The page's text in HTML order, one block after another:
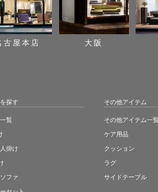
古屋本店 大阪
探す
覧
掛け
ファ
セット
その他アイテム
その他アイテム一覧
ケア用品
クッション
ラグ
サイドテーブル